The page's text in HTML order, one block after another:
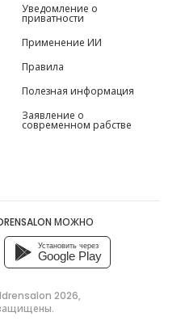
Уведомление о
приватности
Применение ИИ
Правила
Полезная информация
Заявление о
современном рабстве
МОЖНО
Установить через
Google Play
2026,